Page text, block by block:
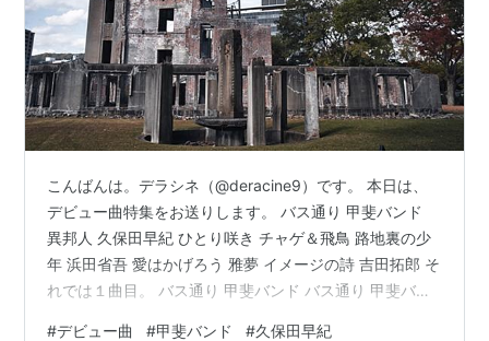
こんばんは。デラシネ（@deracine9）です。 本日は、
デビュー曲特集をお送りします。 バス通り 甲斐バンド
異邦人 久保田早紀 ひとり咲き チャゲ＆飛鳥 路地裏の少
年 浜田省吾 愛はかげろう 雅夢 イメージの詩 吉田拓郎 そ
れでは１曲目。 バス通り 甲斐バンド バス通り 甲斐バン
#デビュー曲 #甲斐バンド #久保田早紀